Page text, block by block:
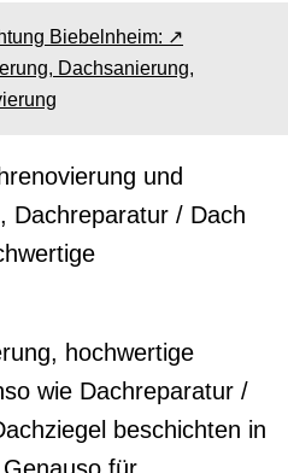
Biebelnheim: ↗️
Dachsanierung,
und
Dachreparatur / Dach
hochwertige
wie Dachreparatur /
beschichten in